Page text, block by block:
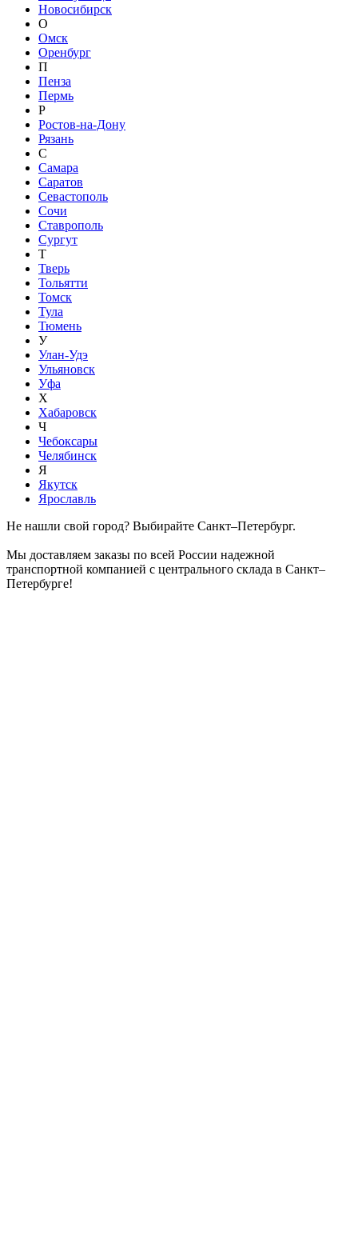
Новосибирск
О
Омск
Оренбург
П
Пенза
Пермь
Р
Ростов-на-Дону
Рязань
С
Самара
Саратов
Севастополь
Сочи
Ставрополь
Сургут
Т
Тверь
Тольятти
Томск
Тула
Тюмень
У
Улан-Удэ
Ульяновск
Уфа
Х
Хабаровск
Ч
Чебоксары
Челябинск
Я
Якутск
Ярославль
Не нашли свой город? Выбирайте Санкт–Петербург.
Мы доставляем заказы по всей России надежной
транспортной компанией с центрального склада в Санкт–
Петербурге!